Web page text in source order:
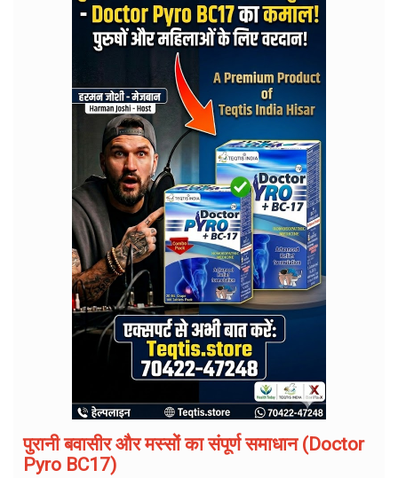
पुरानी बवासीर और मस्सों का संपूर्ण समाधान (Doctor
Pyro BC17)